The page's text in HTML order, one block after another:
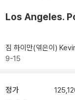
Los Angeles.
짐 하이만(엮은이)
9-15
정가